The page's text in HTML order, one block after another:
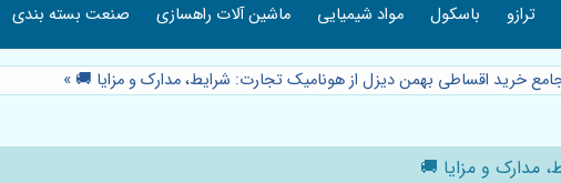
ترازو باسکول مواد شیمیایی ماشین آلات راهسازی صنعت بسته بندی
خرید اقساطی بهمن دیزل از هونامیک تجارت: شرایط، مدارک و مزایا 🚚 »
مدارک و مزایا 🚚